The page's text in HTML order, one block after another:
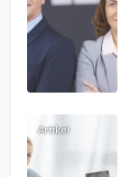
Artikel